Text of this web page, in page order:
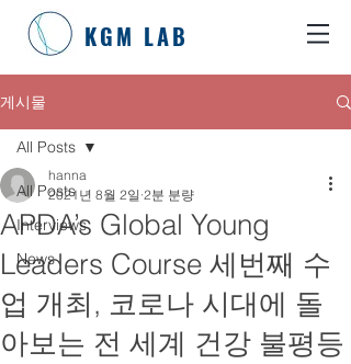
KGM LAB
게시물
All Posts
Interviews
News
All Posts
APDA’s Global Young
Leaders Course 세번째 수
업 개최, 코로나 시대에 돌
아보는 전 세계 건강 불평등
hanna
2021년 8월 2일 2분 분량